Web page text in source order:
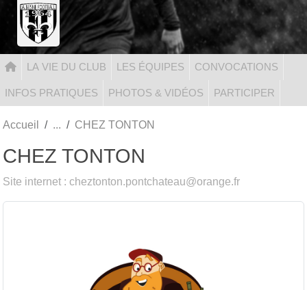
LA VIE DU CLUB LES ÉQUIPES CONVOCATIONS
INFOS PRATIQUES PHOTOS & VIDÉOS PARTICIPER
Accueil CHEZ TONTON
CHEZ TONTON
Site internet : cheztonton.pontchateau@orange.fr
Panneau de gestion des cookies